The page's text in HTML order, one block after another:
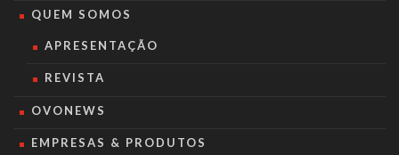
QUEM SOMOS
APRESENTAÇÃO
REVISTA
OVONEWS
EMPRESAS & PRODUTOS